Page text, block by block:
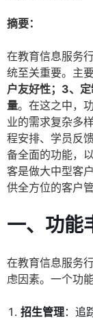
摘要：
在教育信息服务
统至关重要。主
户友好性；3、
量。在这之中，
业的需求复杂多
程安排、学员反
备全面的功能，
客是做大中型客
供全方位的客户
一、功能
在教育信息服务
虑因素。一个功
招生管理：追